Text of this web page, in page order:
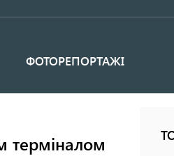
ФОТОРЕПОРТАЖІ
терміналом